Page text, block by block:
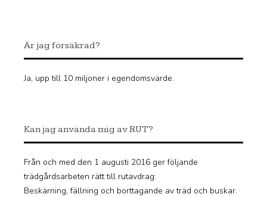
Är jag försäkrad?
Ja, upp till 10 miljoner i egendomsvärde.
Kan jag använda mig av RUT?
Från och med den 1 augusti 2016 ger följande
trädgårdsarbeten rätt till rutavdrag:
Beskärning, fällning och borttagande av träd och buskar.